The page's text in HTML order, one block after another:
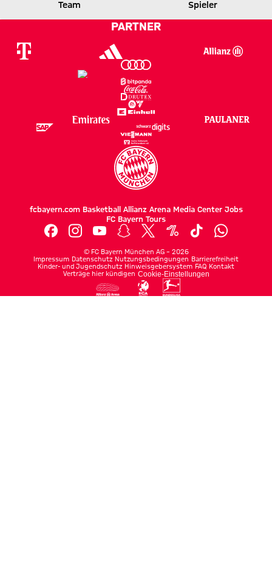
FCB
Team Spieler
PARTNER
fcbayern.com Basketball Allianz Arena Media Center Jobs
FC Bayern Tours
© FC Bayern München AG – 2026
Impressum Datenschutz Nutzungsbedingungen Barrierefreiheit
Kinder- und Jugendschutz Hinweisgebersystem FAQ Kontakt
Verträge hier kündigen Cookie-Einstellungen